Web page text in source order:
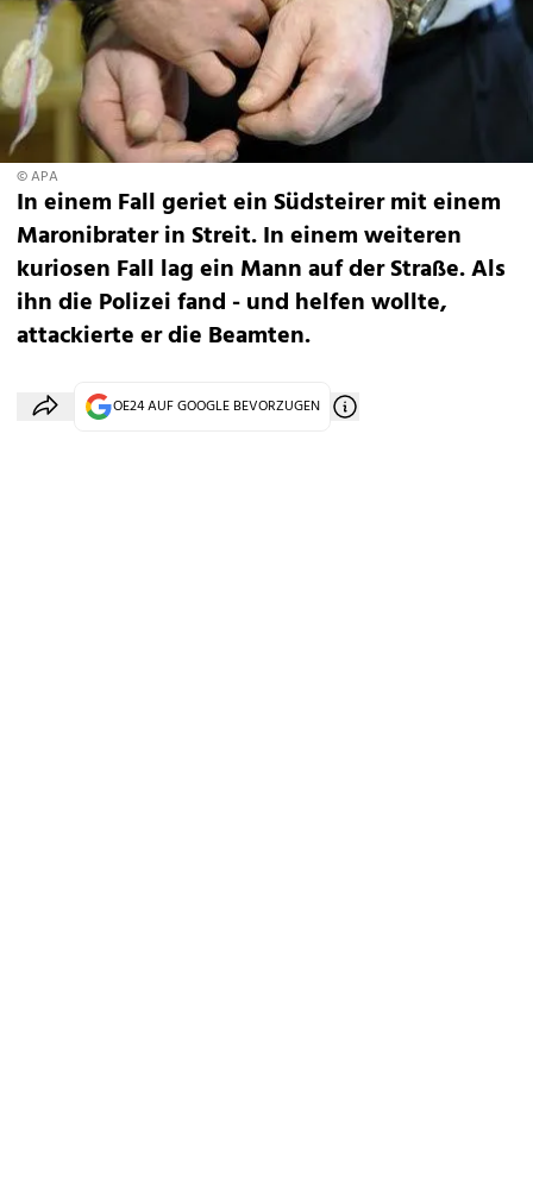
© APA
In einem Fall geriet ein Südsteirer mit einem
Maronibrater in Streit. In einem weiteren
kuriosen Fall lag ein Mann auf der Straße. Als
ihn die Polizei fand - und helfen wollte,
attackierte er die Beamten.
OE24 AUF GOOGLE BEVORZUGEN